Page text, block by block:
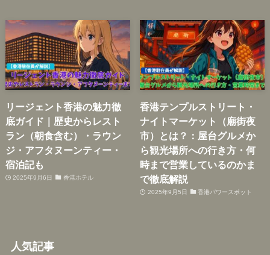
リージェント香港の魅力徹
底ガイド｜歴史からレスト
ラン（朝食含む）・ラウン
ジ・アフタヌーンティー・
宿泊記も
2025年9月6日 香港ホテル
香港テンプルストリート・
ナイトマーケット（廟街夜
市）とは？：屋台グルメか
ら観光場所への行き方・何
時まで営業しているのかま
で徹底解説
2025年9月5日 香港パワースポット
人気記事